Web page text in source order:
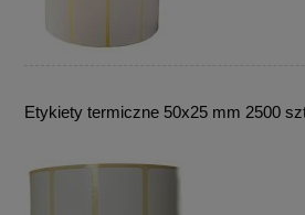
Etykiety termiczne 50x25 mm 2500